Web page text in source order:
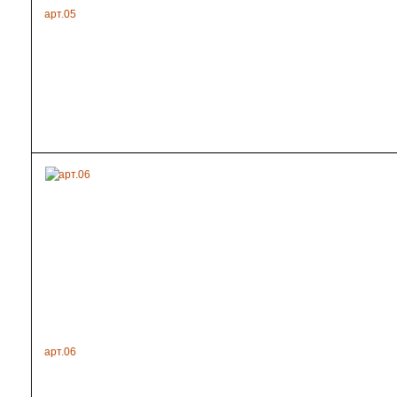
арт.05
арт.06